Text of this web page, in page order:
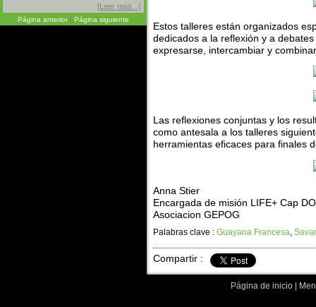
[Leer más...]
Página anterior| Página siguiente
Estos talleres están organizados
dedicados a la reflexión y a
expresarse, intercambiar y
Las reflexiones conjuntas y los
como antesala a los talleres
herramientas eficaces para finales
Anna Stier
Encargada de misión LIFE+ Cap
Asociacion GEPOG
Palabras clave : Guayana Francesa
Compartir :
Página de inicio|